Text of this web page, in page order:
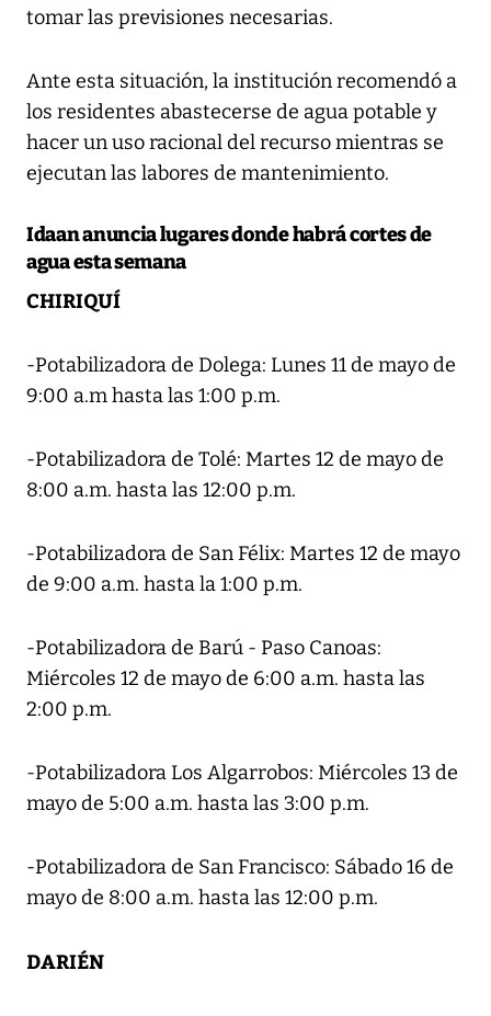
tomar las previsiones necesarias.
Ante esta situación, la institución recomendó a
los residentes abastecerse de agua potable y
hacer un uso racional del recurso mientras se
ejecutan las labores de mantenimiento.
Idaan anuncia lugares donde habrá cortes de
agua esta semana
CHIRIQUÍ
-Potabilizadora de Dolega: Lunes 11 de mayo de
9:00 a.m hasta las 1:00 p.m.
-Potabilizadora de Tolé: Martes 12 de mayo de
8:00 a.m. hasta las 12:00 p.m.
-Potabilizadora de San Félix: Martes 12 de mayo
de 9:00 a.m. hasta la 1:00 p.m.
-Potabilizadora de Barú - Paso Canoas:
Miércoles 12 de mayo de 6:00 a.m. hasta las
2:00 p.m.
-Potabilizadora Los Algarrobos: Miércoles 13 de
mayo de 5:00 a.m. hasta las 3:00 p.m.
-Potabilizadora de San Francisco: Sábado 16 de
mayo de 8:00 a.m. hasta las 12:00 p.m.
DARIÉN